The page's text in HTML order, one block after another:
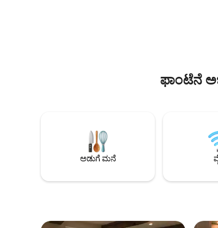
ಫಾಂಟೆನೆ
ಅಡುಗೆ ಮನೆ